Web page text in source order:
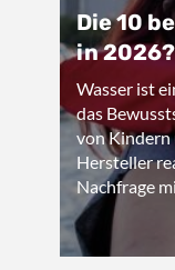
Die 10
in 2026?
Wasser ist
das
von Kindern
Hersteller
Nachfrage